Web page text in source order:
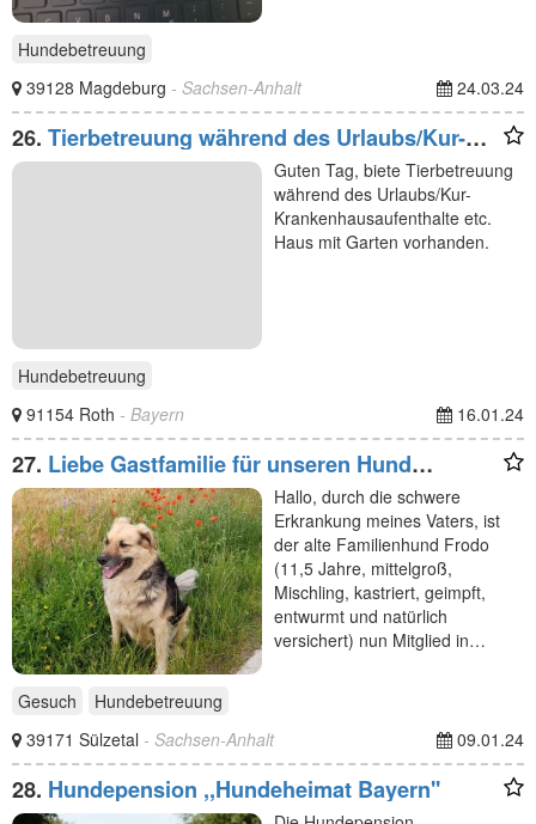
Hundebetreuung
39128 Magdeburg - Sachsen-Anhalt 24.03.24
26. Tierbetreuung während des Urlaubs/Kur-
Krankenhausaufenthalte Guten Tag, biete Tierbetreuung
während des Urlaubs/Kur-
Krankenhausaufenthalte etc.
Haus mit Garten vorhanden.
Hundebetreuung
91154 Roth - Bayern 16.01.24
27. Liebe Gastfamilie für unseren Hund
gesucht!
Hallo, durch die schwere
Erkrankung meines Vaters, ist
der alte Familienhund Frodo
(11,5 Jahre, mittelgroß,
Mischling, kastriert, geimpft,
entwurmt und natürlich
versichert) nun Mitglied in…
Gesuch
Hundebetreuung
39171 Sülzetal - Sachsen-Anhalt 09.01.24
28. Hundepension ,,Hundeheimat Bayern''